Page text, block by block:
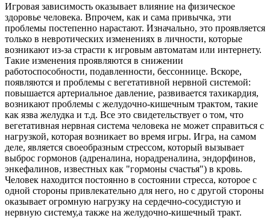
Игровая зависимость оказывает влияние на физическое
здоровье человека. Впрочем, как и сама привычка, эти
проблемы постепенно нарастают. Изначально, это проявляется
только в невротических изменениях в личности, которые
возникают из-за страсти к игровым автоматам или интернету.
Такие изменения проявляются в снижении
работоспособности, подавленности, бессоннице. Вскоре,
появляются и проблемы с вегетативной нервной системой:
повышается артериальное давление, развивается тахикардия,
возникают проблемы с желудочно-кишечным трактом, такие
как язва желудка и т.д. Все это свидетельствует о том, что
вегетативная нервная система человека не может справиться с
нагрузкой, которая возникает во время игры. Игра, на самом
деле, является своеобразным стрессом, который вызывает
выброс гормонов (адреналина, норадреналина, эндорфинов,
энкефалинов, известных как "гормоны счастья") в кровь.
Человек находится постоянно в состоянии стресса, которое с
одной стороны привлекательно для него, но с другой стороны
оказывает огромную нагрузку на сердечно-сосудистую и
нервную систему,а также на желудочно-кишечный тракт.